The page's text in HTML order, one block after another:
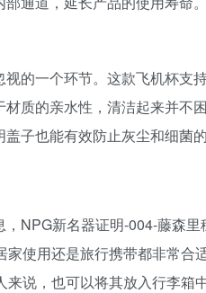
的一个环节。这款飞机杯支
质的亲水性，清洁起来并不
子也能有效防止灰尘和细菌
NPG新名器证明-004-藤森
使用还是旅行携带都非常合
说，也可以将其放入行李